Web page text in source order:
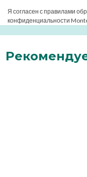
Я согласен с правилами
конфиденциальности